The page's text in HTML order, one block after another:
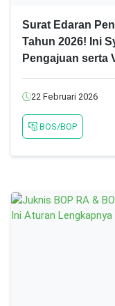
Surat Edaran
Tahun 2026! Ini
Pengajuan serta
22 Februari 2026
BOS/BOP